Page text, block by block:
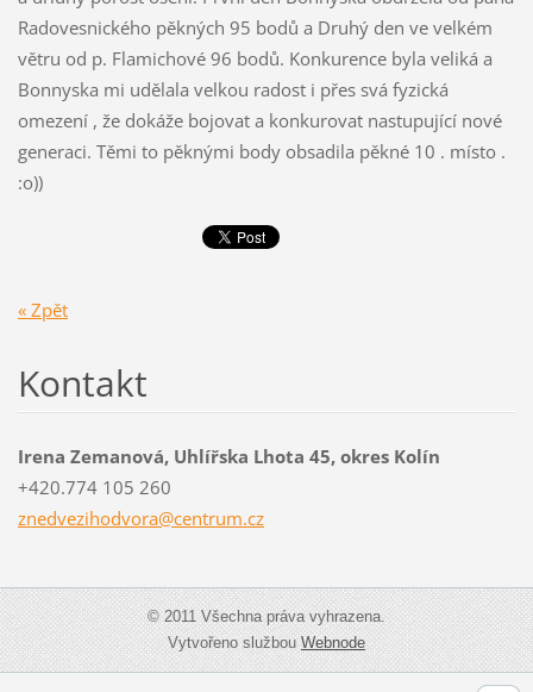
Radovesnického pěkných 95 bodů a Druhý den ve velkém
větru od p. Flamichové 96 bodů. Konkurence byla veliká a
Bonnyska mi udělala velkou radost i přes svá fyzická
omezení , že dokáže bojovat a konkurovat nastupující nové
generaci. Těmi to pěknými body obsadila pěkné 10 . místo .
:o))
« Zpět
Kontakt
Irena Zemanová, Uhlířska Lhota 45, okres Kolín
+420.774 105 260
znedvezihodvora@centrum.cz
© 2011 Všechna práva vyhrazena.
Vytvořeno službouWebnode